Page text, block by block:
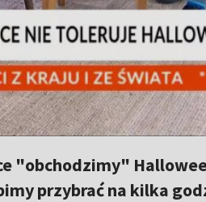
"obchodzimy"
przybrać na kilka